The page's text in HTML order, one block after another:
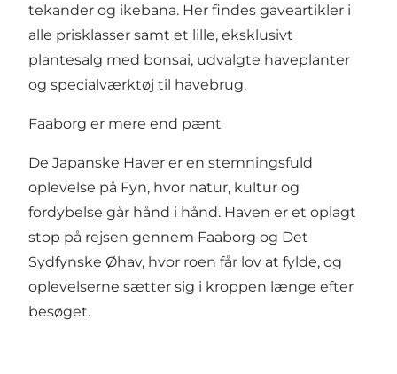
tekander og ikebana. Her findes gaveartikler i
alle prisklasser samt et lille, eksklusivt
plantesalg med bonsai, udvalgte haveplanter
og specialværktøj til havebrug.
Faaborg er mere end pænt
De Japanske Haver er en stemningsfuld
oplevelse på Fyn, hvor natur, kultur og
fordybelse går hånd i hånd. Haven er et oplagt
stop på rejsen gennem Faaborg og Det
Sydfynske Øhav, hvor roen får lov at fylde, og
oplevelserne sætter sig i kroppen længe efter
besøget.